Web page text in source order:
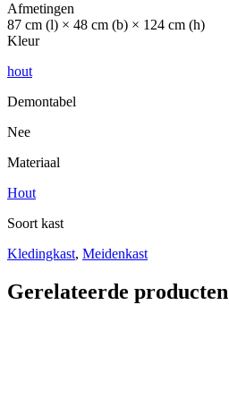
Afmetingen
87 cm (l) × 48 cm (b) × 124 cm (h)
Kleur
hout
Demontabel
Nee
Materiaal
Hout
Soort kast
Kledingkast, Meidenkast
Gerelateerde producten